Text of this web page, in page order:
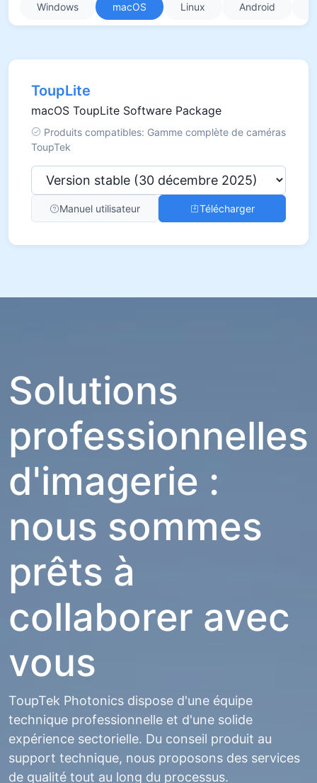
Windows macOS Linux Android
ToupLite
macOS ToupLite Software Package
Produits compatibles: Gamme complète de caméras
ToupTek
Manuel utilisateur Télécharger
Solutions
professionnelles
d'imagerie :
nous sommes
prêts à
collaborer avec
vous
ToupTek Photonics dispose d'une équipe
technique professionnelle et d'une solide
expérience sectorielle. Du conseil produit au
support technique, nous proposons des services
de qualité tout au long du processus.